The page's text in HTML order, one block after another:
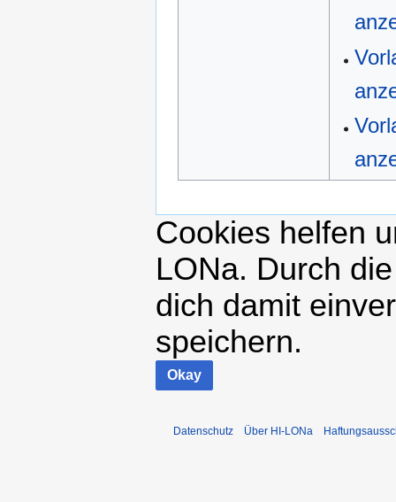
Cookies helfen
LONa. Durch
dich damit
speichern.
Okay
Datenschutz Über HI-LONa